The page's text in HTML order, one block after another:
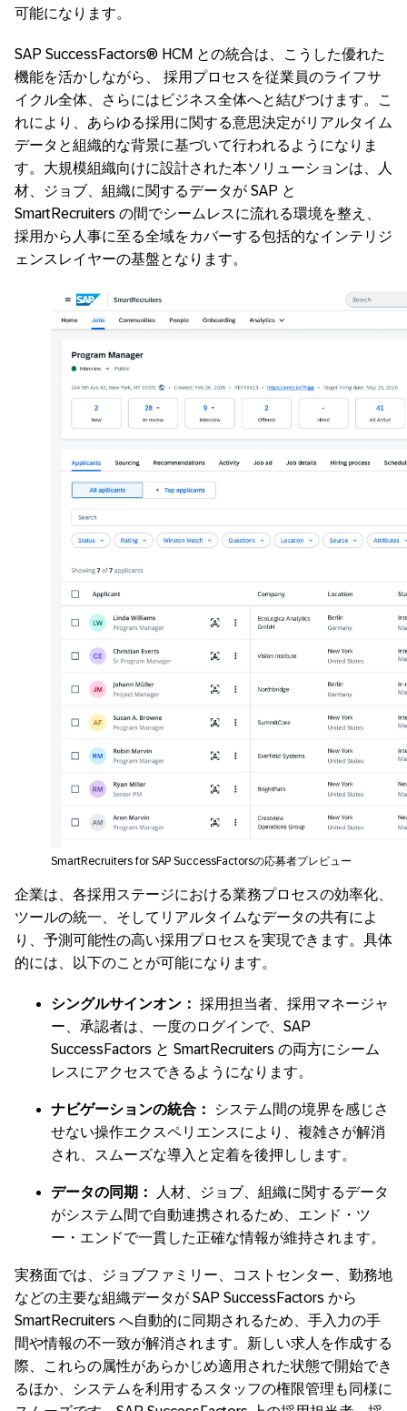
可能になります。
SAP SuccessFactors® HCM との統合は、こうした優れた
機能を活かしながら、 採用プロセスを従業員のライフサ
イクル全体、さらにはビジネス全体へと結びつけます。こ
れにより、あらゆる採用に関する意思決定がリアルタイム
データと組織的な背景に基づいて行われるようになりま
す。大規模組織向けに設計された本ソリューションは、人
材、ジョブ、組織に関するデータが SAP と
SmartRecruiters の間でシームレスに流れる環境を整え、
採用から人事に至る全域をカバーする包括的なインテリジ
ェンスレイヤーの基盤となります。
SmartRecruiters for SAP SuccessFactorsの応募者プレビュー
企業は、各採用ステージにおける業務プロセスの効率化、
ツールの統一、そしてリアルタイムなデータの共有によ
り、予測可能性の高い採用プロセスを実現できます。具体
的には、以下のことが可能になります。
シングルサインオン： 採用担当者、採用マネージャ
ー、承認者は、一度のログインで、SAP
SuccessFactors と SmartRecruiters の両方にシーム
レスにアクセスできるようになります。
ナビゲーションの統合：
システム間の境界を感じさ
せない操作エクスペリエンスにより、複雑さが解消
され、スムーズな導入と定着を後押しします。
データの同期：
人材、ジョブ、組織に関するデータ
がシステム間で自動連携されるため、エンド・ツ
ー・エンドで一貫した正確な情報が維持されます。
実務面では、ジョブファミリー、コストセンター、勤務地
などの主要な組織データが SAP SuccessFactors から
SmartRecruiters へ自動的に同期されるため、手入力の手
間や情報の不一致が解消されます。新しい求人を作成する
際、これらの属性があらかじめ適用された状態で開始でき
るほか、システムを利用するスタッフの権限管理も同様に